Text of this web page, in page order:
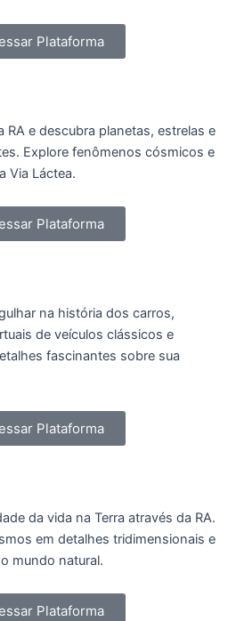
Plataforma
RA e descubra planetas, estrelas e
Explore fenômenos cósmicos e
Via Láctea.
Plataforma
na história dos carros,
de veículos clássicos e
fascinantes sobre sua
Plataforma
da vida na Terra através da RA.
em detalhes tridimensionais e
mundo natural.
Plataforma